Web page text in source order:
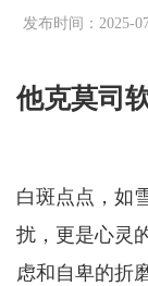
发布时间：2025-
他克莫司
白斑点点，如
扰，更是心灵
虑和自卑的折